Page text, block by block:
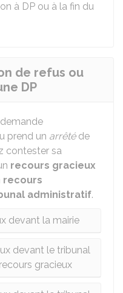
à DP ou à la fin du
de refus ou
DP
prend un arrêtéde
contester sa
recours gracieux
recours
administratif.
devant la mairie
devant le tribunal
gracieux